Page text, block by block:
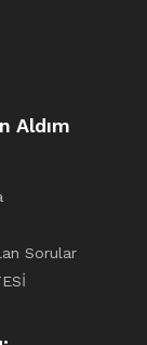
Aldım
Sorular